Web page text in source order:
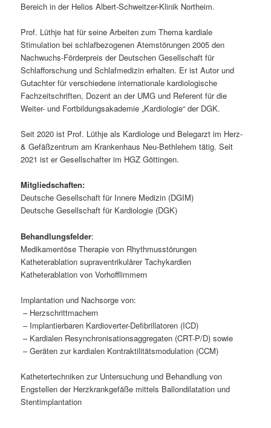
Bereich in der Helios Albert-Schweitzer-Klinik Northeim.
Prof. Lüthje hat für seine Arbeiten zum Thema kardiale
Stimulation bei schlafbezogenen Atemstörungen 2005 den
Nachwuchs-Förderpreis der Deutschen Gesellschaft für
Schlafforschung und Schlafmedizin erhalten. Er ist Autor und
Gutachter für verschiedene internationale kardiologische
Fachzeitschriften, Dozent an der UMG und Referent für die
Weiter- und Fortbildungsakademie „Kardiologie“ der DGK.
Seit 2020 ist Prof. Lüthje als Kardiologe und Belegarzt im Herz-
& Gefäßzentrum am Krankenhaus Neu-Bethlehem tätig. Seit
2021 ist er Gesellschafter im HGZ Göttingen.
Mitgliedschaften:
Deutsche Gesellschaft für Innere Medizin (DGIM)
Deutsche Gesellschaft für Kardiologie (DGK)
Behandlungsfelder:
Medikamentöse Therapie von Rhythmusstörungen
Katheterablation supraventrikulärer Tachykardien
Katheterablation von Vorhofflimmern
Implantation und Nachsorge von:
– Herzschrittmachern
– Implantierbaren Kardioverter-Defibrillatoren (ICD)
– Kardialen Resynchronisationsaggregaten (CRT-P/D) sowie
– Geräten zur kardialen Kontraktilitätsmodulation (CCM)
Kathetertechniken zur Untersuchung und Behandlung von
Engstellen der Herzkrankgefäße mittels Ballondilatation und
Stentimplantation